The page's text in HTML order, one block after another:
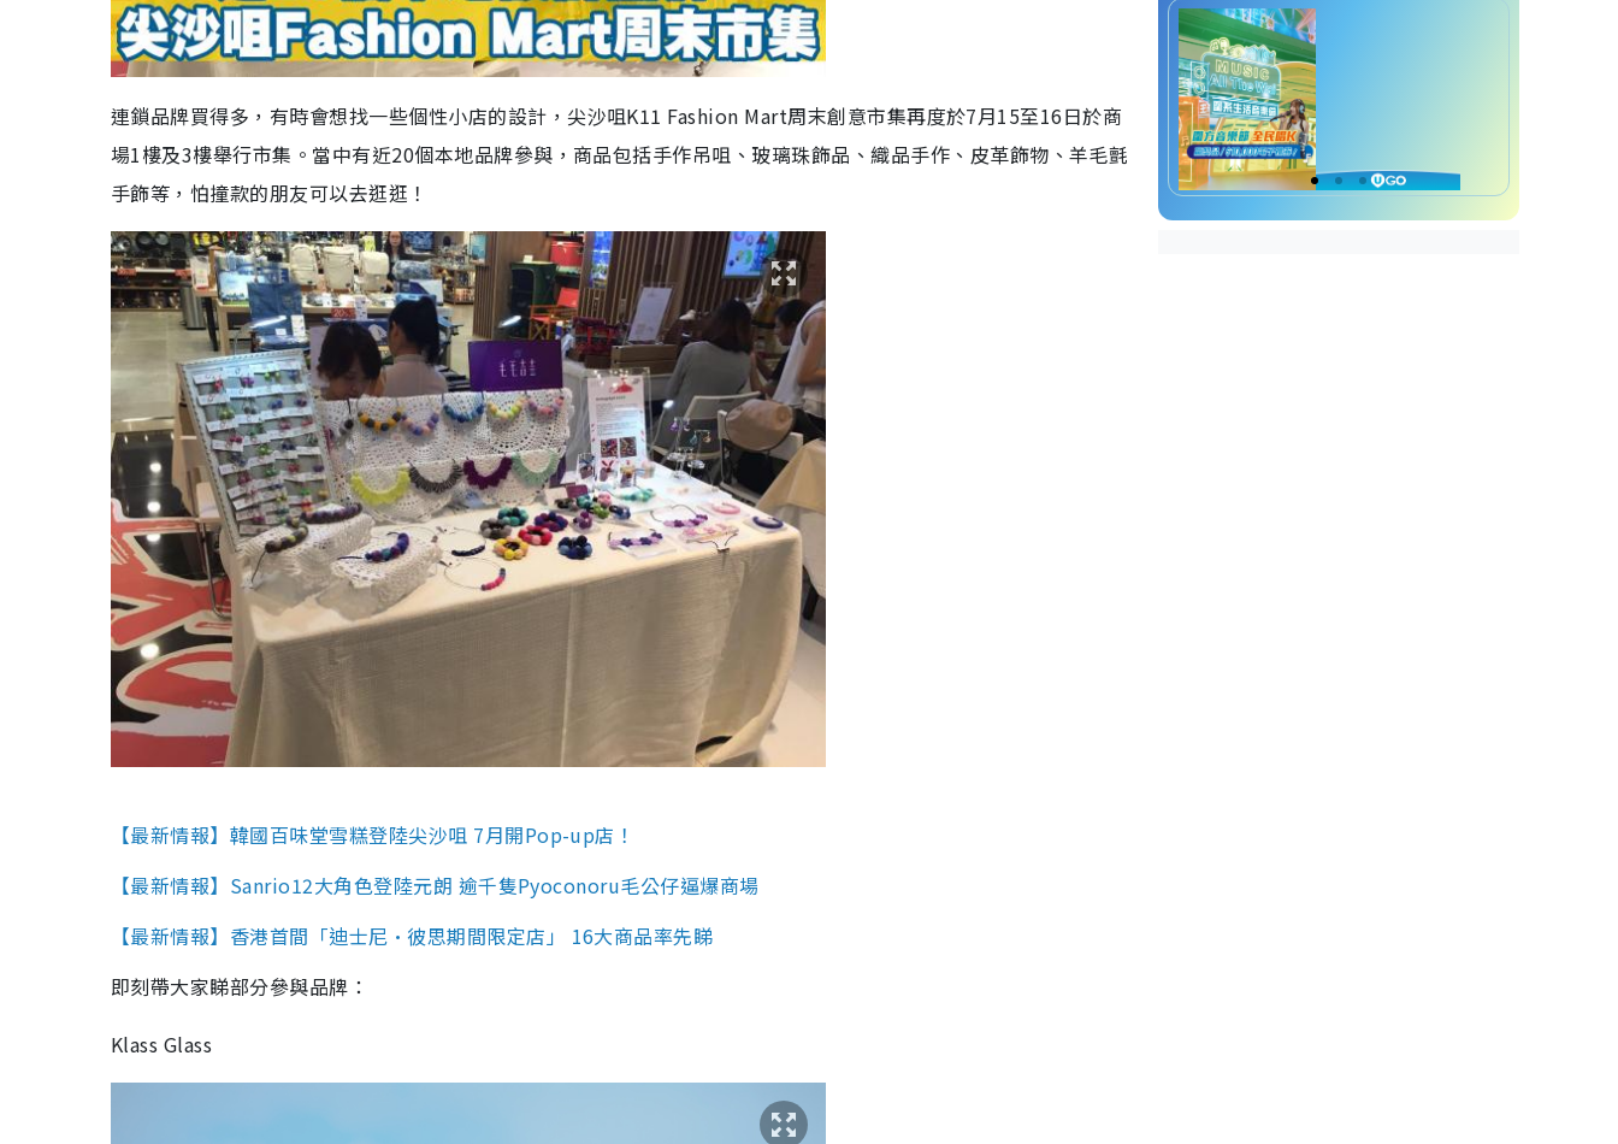
連鎖品牌買得多，有時會想找一些個性小店的設計，尖沙咀K11 Fashion Mart周末創意市集再度於7月15至16日於商
場1樓及3樓舉行市集。當中有近20個本地品牌參與，商品包括手作吊咀、玻璃珠飾品、織品手作、皮革飾物、羊毛氈
手飾等，怕撞款的朋友可以去逛逛！
【最新情報】韓國百味堂雪糕登陸尖沙咀 7月開Pop-up店！
【最新情報】Sanrio12大角色登陸元朗 逾千隻Pyoconoru毛公仔逼爆商場
【最新情報】香港首間「迪士尼•彼思期間限定店」 16大商品率先睇
即刻帶大家睇部分參與品牌：
Klass Glass